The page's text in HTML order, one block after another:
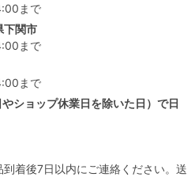
まで
下関市
まで
まで
ショップ休業日を除いた日）で日
着後7日以内にご連絡ください。送